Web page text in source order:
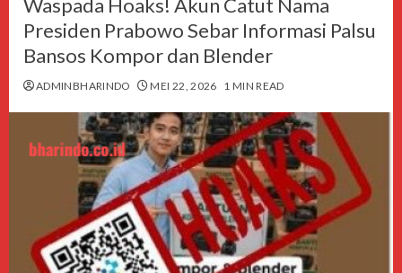
Waspada Hoaks! Akun Catut Nama
Presiden Prabowo Sebar Informasi Palsu
Bansos Kompor dan Blender
ADMINBHARINDO MEI 22, 2026 1 MIN READ